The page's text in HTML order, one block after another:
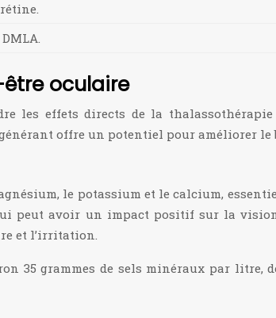
oculaire
les effets directs de la
offre un potentiel pour améliorer
le potassium et le calcium,
peut avoir un impact positif sur la
et l’irritation.
35 grammes de sels minéraux par litre,